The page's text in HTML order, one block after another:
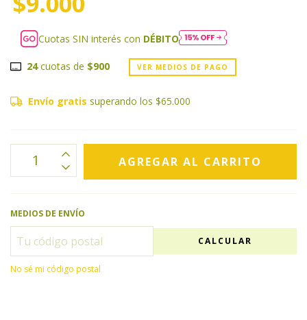
Cuotas SIN interés con DÉBITO
24cuotas de $900 VER MEDIOS DE PAGO
Envío gratis superando los $65.000
MEDIOS DE ENVÍO
CALCULAR
No sé mi código postal